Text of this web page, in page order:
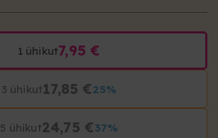
1 ühikut7,95 €
3 ühikut17,85 € 25%
5 ühikut24,75 €37%